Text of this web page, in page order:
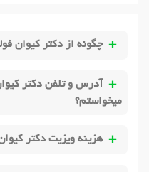
چگونه از دکتر کیوان
آدرس و تلفن دکتر
میخواستم؟
هزینه ویزیت دکتر